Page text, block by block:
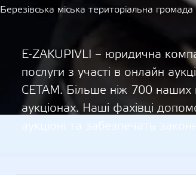
Березівська міська територіальна
E-ZAKUPIVLI – юридична
послуги з участі в онлайн
СЕТАМ. Більше ніж 700 наших
аукціонах. Наші фахівці
аукціоні та забезпечать